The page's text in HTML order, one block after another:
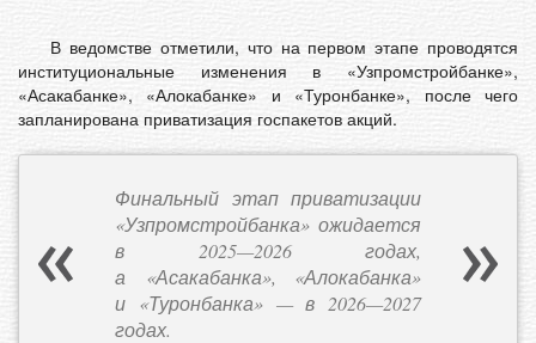
В ведомстве отметили, что на первом этапе проводятся
институциональные изменения в «Узпромстройбанке»,
«Асакабанке», «Алокабанке» и «Туронбанке», после чего
запланирована приватизация госпакетов акций.
Финальный этап приватизации
«Узпромстройбанка» ожидается
в 2025—2026 годах,
а «Асакабанка», «Алокабанка»
и «Туронбанка» — в 2026—2027
годах.